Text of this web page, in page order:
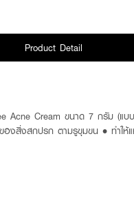
Product Detail
Acne Cream ขนาด 7 กรัม (
สิ่งสกปรก ตามรูขุมขน • ทำให้แ